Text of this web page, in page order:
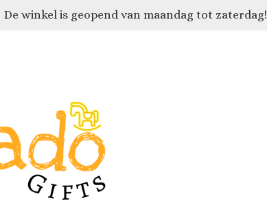
De winkel is geopend van maandag tot zaterdag!